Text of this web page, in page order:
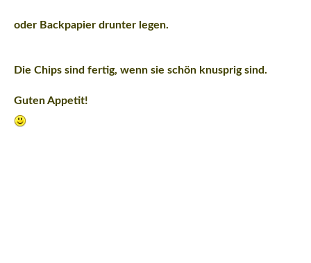
oder Backpapier drunter legen.
Die Chips sind fertig, wenn sie schön knusprig sind.
Guten Appetit!